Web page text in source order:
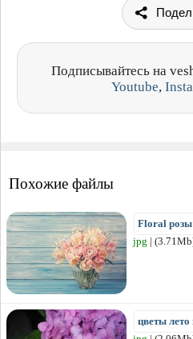
Подписывайтесь на
Youtube,
Похожие файлы
Floral
jpg |
цветы лето